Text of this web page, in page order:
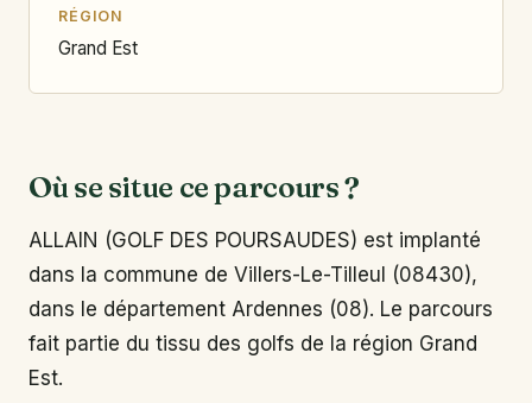
RÉGION
Grand Est
Où se situe ce parcours ?
ALLAIN (GOLF DES POURSAUDES) est implanté
dans la commune de Villers-Le-Tilleul (08430),
dans le département Ardennes (08). Le parcours
fait partie du tissu des golfs de la région Grand
Est.